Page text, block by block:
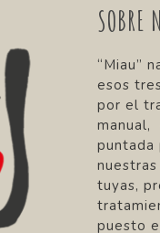
SOBRE
“Miau”
esos
por el
manual,
puntada
tuyas,
puesto